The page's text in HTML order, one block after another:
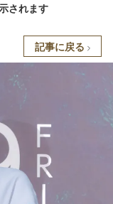
されます
記事に戻る